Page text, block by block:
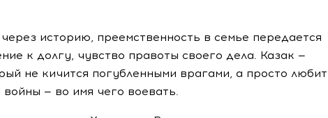
историю, преемственность в семье передается
к долгу, чувство правоты своего дела. Казак —
не кичится погубленными врагами, а просто любит
— во имя чего воевать.